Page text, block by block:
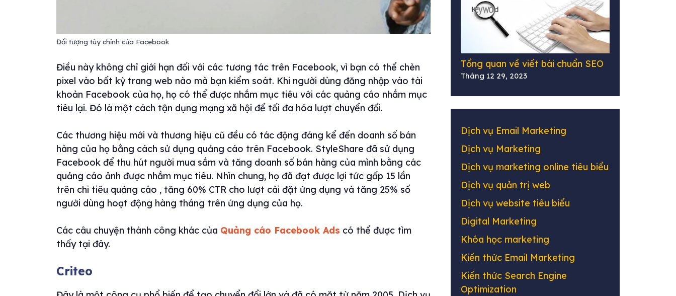
Đối tượng tùy chỉnh của Facebook
Điều này không chỉ giới hạn đối với các tương tác trên Facebook, vì bạn có thể chèn
pixel vào bất kỳ trang web nào mà bạn kiểm soát. Khi người dùng đăng nhập vào tài
khoản Facebook của họ, họ có thể được nhắm mục tiêu với các quảng cáo nhắm mục
tiêu lại. Đó là một cách tận dụng mạng xã hội để tối đa hóa lượt chuyển đổi.
Các thương hiệu mới và thương hiệu cũ đều có tác động đáng kể đến doanh số bán
hàng của họ bằng cách sử dụng quảng cáo trên Facebook. StyleShare đã sử dụng
Facebook để thu hút người mua sắm và tăng doanh số bán hàng của mình bằng các
quảng cáo ảnh được nhắm mục tiêu. Nhìn chung, họ đã đạt được lợi tức gấp 15 lần
trên chi tiêu quảng cáo , tăng 60% CTR cho lượt cài đặt ứng dụng và tăng 25% số
người dùng hoạt động hàng tháng trên ứng dụng của họ.
Các câu chuyện thành công khác của Quảng cáo Facebook Ads có thể được tìm
thấy tại đây.
Criteo
Tổng quan về viết bài chuẩn SEO
Tháng 12 29, 2023
Dịch vụ Email Marketing
Dịch vụ Marketing
Dịch vụ marketing online tiêu biểu
Dịch vụ quản trị web
Dịch vụ website tiêu biểu
Digital Marketing
Khóa học marketing
Kiến thức Email Marketing
Kiến thức Search Engine
Optimization